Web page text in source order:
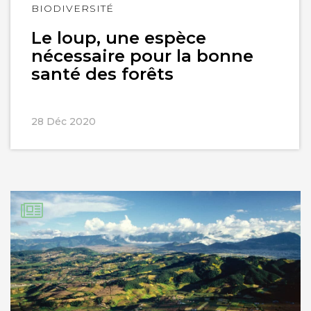
BIODIVERSITÉ
Le loup, une espèce
nécessaire pour la bonne
santé des forêts
28 Déc 2020
Lire